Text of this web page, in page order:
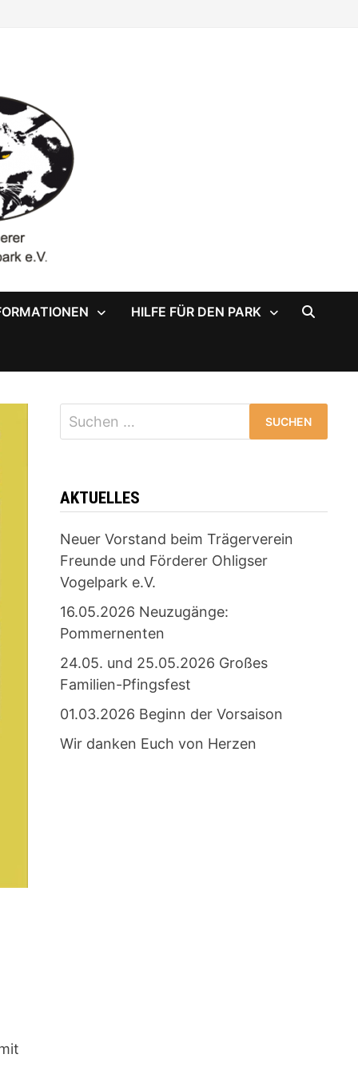
HILFE FÜR DEN PARK
Suchen
nach:
AKTUELLES
Neuer Vorstand beim Trägerverein
Freunde und Förderer Ohligser
Vogelpark e.V.
16.05.2026 Neuzugänge:
Pommernenten
24.05. und 25.05.2026 Großes
Familien-Pfingsfest
01.03.2026 Beginn der Vorsaison
Wir danken Euch von Herzen